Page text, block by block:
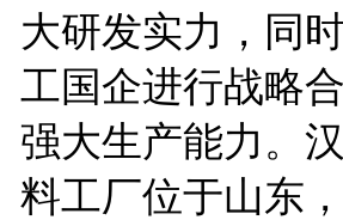
大研发实力，同
工国企进行战略
强大生产能力。
料工厂位于山东